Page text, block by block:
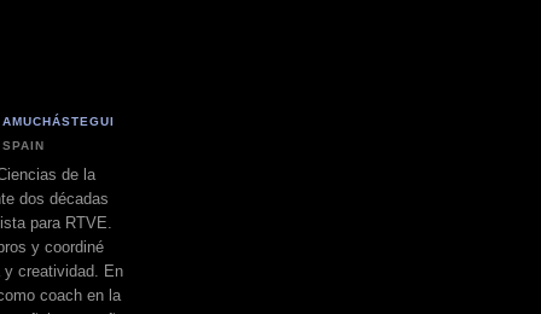
de la
dos décadas
para RTVE.
y coordiné
y creatividad. En
coach en la